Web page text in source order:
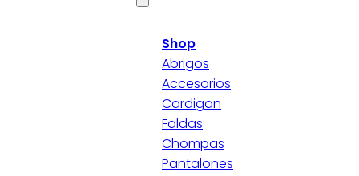
Shop
Abrigos
Accesorios
Cardigan
Faldas
Chompas
Pantalones